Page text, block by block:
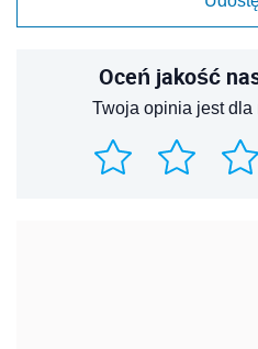
Oceń jakość
Twoja opinia jest